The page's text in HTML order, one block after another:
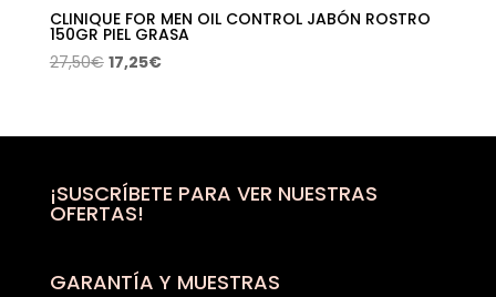
CLINIQUE FOR MEN OIL CONTROL JABÓN ROSTRO
150GR PIEL GRASA
27,50€ El
era:
17,25€El
es:
¡SUSCRÍBETE PARA VER NUESTRAS
OFERTAS!
GARANTÍA Y MUESTRAS